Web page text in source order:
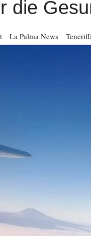
die
La Palma News